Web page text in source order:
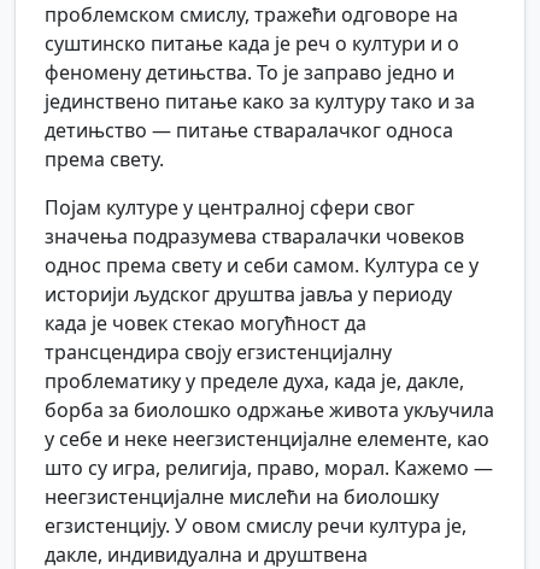
проблемском смислу, тражећи одговоре на
суштинско питање када је реч о култури и о
феномену детињства. То је заправо једно и
јединствено питање како за културу тако и за
детињство — питање стваралачког односа
према свету.
Појам културе у централној сфери свог
значења подразумева стваралачки човеков
однос према свету и себи самом. Култура се у
историји људског друштва јавља у периоду
када је човек стекао могућност да
трансцендира своју егзистенцијалну
проблематику у пределе духа, када је, дакле,
борба за биолошко одржање живота укључила
у себе и неке неегзистенцијалне елементе, као
што су игра, религија, право, морал. Кажемо —
неегзистенцијалне мислећи на биолошку
егзистенцију. У овом смислу речи култура је,
дакле, индивидуална и друштвена